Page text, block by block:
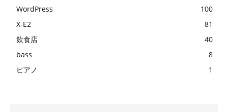
WordPress
100
X-E2
81
飲食店
40
bass
8
ピアノ
1